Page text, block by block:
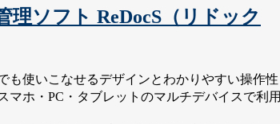
理ソフト ReDocS（リドック
も使いこなせるデザインとわかりやすい操作性
マホ・PC・タブレットのマルチデバイスで利用